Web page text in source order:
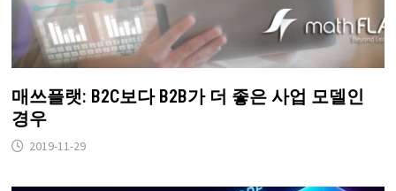
매쓰플랫: B2C보다 B2B가 더 좋은 사업 모델인
경우
2019-11-29